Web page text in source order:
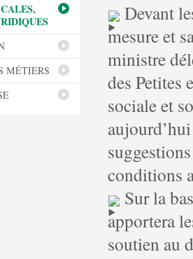
MÉTIERS
Devant
mesure et
ministre
des Petites
sociale et
conditions
Sur la
apportera
soutien au